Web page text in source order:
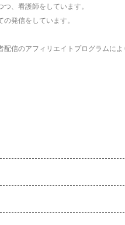
、看護師をしています。
発信をしています。
信のアフィリエイトプログラムによ